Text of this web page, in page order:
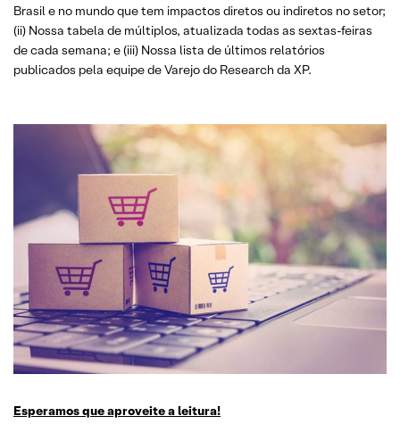
Brasil e no mundo que tem impactos diretos ou indiretos no setor;
(ii) Nossa tabela de múltiplos, atualizada todas as sextas-feiras
de cada semana; e (iii) Nossa lista de últimos relatórios
publicados pela equipe de Varejo do Research da XP.
Esperamos que aproveite a leitura!